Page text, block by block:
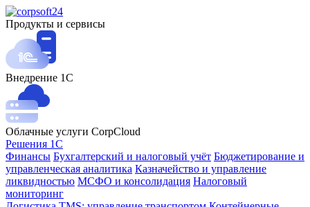
Продукты и сервисы
Внедрение 1С
Облачные услуги CorpCloud
Решения 1С
Финансы Бухгалтерский и налоговый учёт Бюджетирование и
управленческая аналитика Казначейство и управление
ликвидностью МСФО и консолидация Налоговый
мониторинг